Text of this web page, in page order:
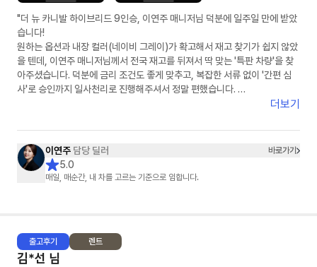
"더 뉴 카니발 하이브리드 9인승, 이연주 매니저님 덕분에 일주일 만에 받았
습니다!
​원하는 옵션과 내장 컬러(네이비 그레이)가 확고해서 재고 찾기가 쉽지 않았
을 텐데, 이연주 매니저님께서 전국 재고를 뒤져서 딱 맞는 '특판 차량'을 찾
아주셨습니다. 덕분에 금리 조건도 좋게 맞추고, 복잡한 서류 없이 '간편 심
사'로 승인까지 일사천리로 진행해주셔서 정말 편했습니다.
​차량 배정부터 탁송까지 중간중간 진행 상황을 먼저 알려주시고, 제가 놓칠
좋게 드라이브 다녀왔네요. 빠르고 정확한 일 처리는 물론이고 정말 친절하
십니다. 장기렌트 고민 중이시라면 스타타당 이연주 매니저님 강력 추천합니
다!"
더보기
이연주 담당 딜러 바로가기
5.0
매일, 매순간, 내 차를 고르는 기준으로 임합니다.
출고후기 렌트
김*선 님